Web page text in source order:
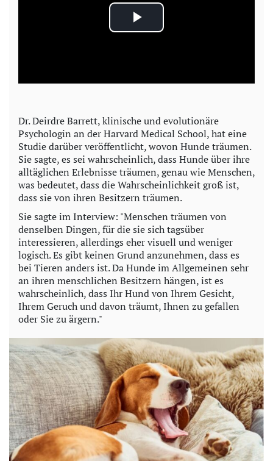
P
a
V
i
d
e
o
Dr. Deirdre Barrett, klinische und evolutionäre
Psychologin an der Harvard Medical School, hat eine
Studie darüber veröffentlicht, wovon Hunde träumen.
Sie sagte, es sei wahrscheinlich, dass Hunde über ihre
alltäglichen Erlebnisse träumen, genau wie Menschen,
was bedeutet, dass die Wahrscheinlichkeit groß ist,
dass sie von ihren Besitzern träumen.
Sie sagte im Interview: "Menschen träumen von
denselben Dingen, für die sie sich tagsüber
interessieren, allerdings eher visuell und weniger
logisch. Es gibt keinen Grund anzunehmen, dass es
bei Tieren anders ist. Da Hunde im Allgemeinen sehr
an ihren menschlichen Besitzern hängen, ist es
wahrscheinlich, dass Ihr Hund von Ihrem Gesicht,
Ihrem Geruch und davon träumt, Ihnen zu gefallen
oder Sie zu ärgern."